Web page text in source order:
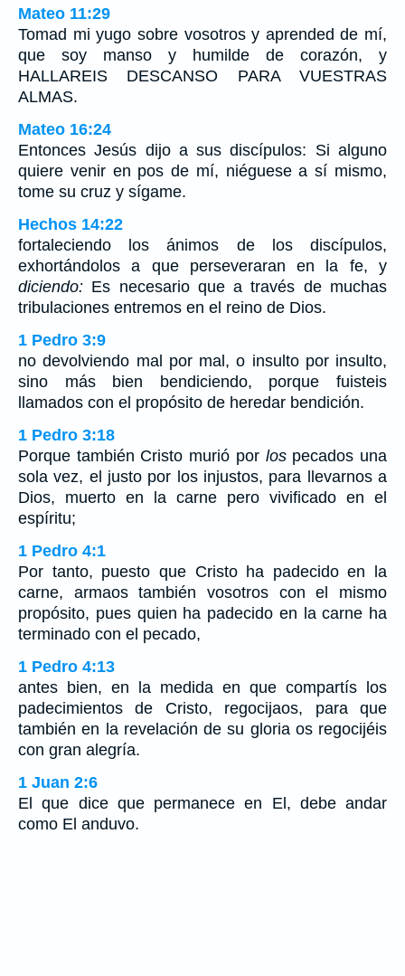
Mateo 11:29
Tomad mi yugo sobre vosotros y aprended de mí,
que soy manso y humilde de corazón, y
HALLAREIS DESCANSO PARA VUESTRAS
ALMAS.
Mateo 16:24
Entonces Jesús dijo a sus discípulos: Si alguno
quiere venir en pos de mí, niéguese a sí mismo,
tome su cruz y sígame.
Hechos 14:22
fortaleciendo los ánimos de los discípulos,
exhortándolos a que perseveraran en la fe, y
diciendo: Es necesario que a través de muchas
tribulaciones entremos en el reino de Dios.
1 Pedro 3:9
no devolviendo mal por mal, o insulto por insulto,
sino más bien bendiciendo, porque fuisteis
llamados con el propósito de heredar bendición.
1 Pedro 3:18
Porque también Cristo murió por lospecados una
sola vez, el justo por los injustos, para llevarnos a
Dios, muerto en la carne pero vivificado en el
espíritu;
1 Pedro 4:1
Por tanto, puesto que Cristo ha padecido en la
carne, armaos también vosotros con el mismo
propósito, pues quien ha padecido en la carne ha
terminado con el pecado,
1 Pedro 4:13
antes bien, en la medida en que compartís los
padecimientos de Cristo, regocijaos, para que
también en la revelación de su gloria os regocijéis
con gran alegría.
1 Juan 2:6
El que dice que permanece en El, debe andar
como El anduvo.